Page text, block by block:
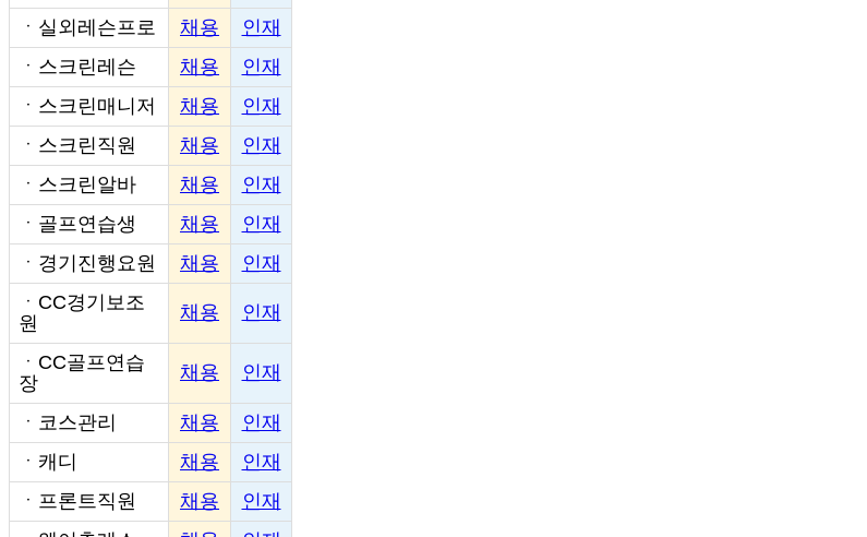
ㆍ 실외레슨프로 채용
인재
ㆍ 스크린레슨 채용
인재
ㆍ 스크린매니저 채용
인재
ㆍ 스크린직원 채용
인재
ㆍ 스크린알바 채용
인재
ㆍ 골프연습생 채용
인재
ㆍ 경기진행요원 채용
인재
ㆍ CC경기보조
원
채용 인재
ㆍ CC골프연습
장
채용 인재
ㆍ 코스관리 채용
인재
ㆍ 캐디 채용
인재
ㆍ 프론트직원 채용
인재